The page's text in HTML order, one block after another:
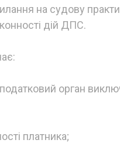
на судову
дій ДПС.
орган
платника;